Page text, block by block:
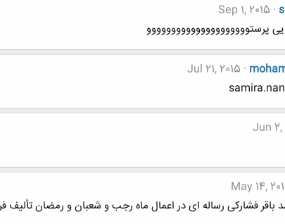
Sep 1, 2015
پرستووووووووووووووووووووو
Jul 21, 2015
Jun 2,
May 14,
باقر فشارکی رساله ای در اعمال ماه رجب و شعبان و رمضان تألیف